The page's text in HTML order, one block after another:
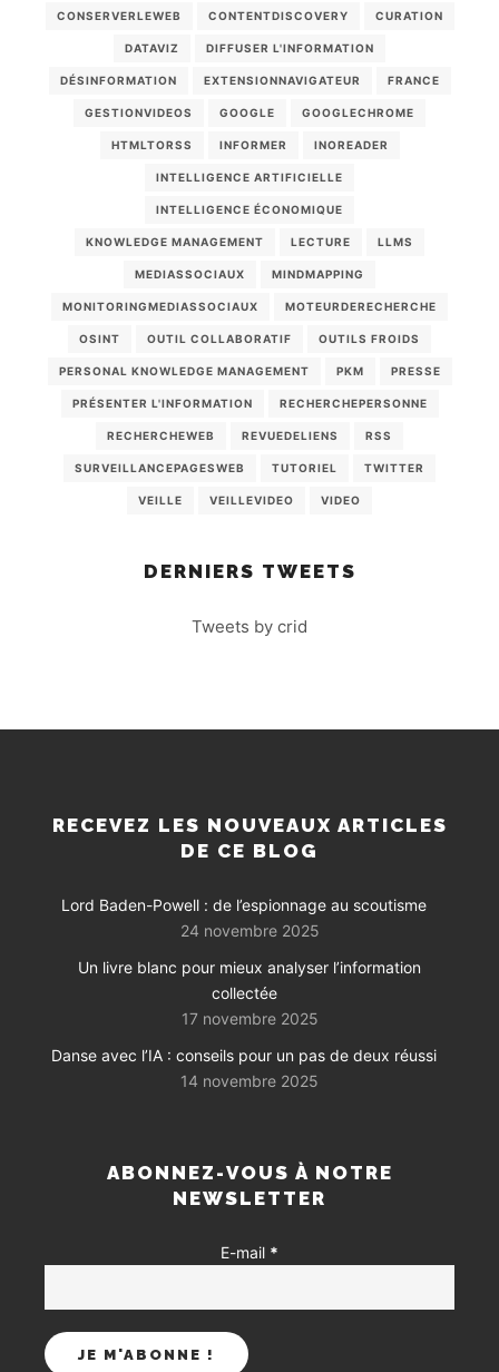
CONSERVERLEWEB CONTENTDISCOVERY CURATION
DATAVIZ DIFFUSER L'INFORMATION
DÉSINFORMATION EXTENSIONNAVIGATEUR FRANCE
GESTIONVIDEOS GOOGLE GOOGLECHROME
HTMLTORSS INFORMER INOREADER
INTELLIGENCE ARTIFICIELLE
INTELLIGENCE ÉCONOMIQUE
KNOWLEDGE MANAGEMENT LECTURE LLMS
MEDIASSOCIAUX MINDMAPPING
MONITORINGMEDIASSOCIAUX MOTEURDERECHERCHE
OSINT OUTIL COLLABORATIF OUTILS FROIDS
PERSONAL KNOWLEDGE MANAGEMENT PKM PRESSE
PRÉSENTER L'INFORMATION RECHERCHEPERSONNE
RECHERCHEWEB REVUEDELIENS RSS
SURVEILLANCEPAGESWEB TUTORIEL TWITTER
VEILLE VEILLEVIDEO VIDEO
DERNIERS TWEETS
Tweets by crid
RECEVEZ LES NOUVEAUX ARTICLES
DE CE BLOG
Lord Baden-Powell : de l’espionnage au scoutisme
24 novembre 2025
Un livre blanc pour mieux analyser l’information
collectée
17 novembre 2025
Danse avec l’IA : conseils pour un pas de deux réussi
14 novembre 2025
ABONNEZ-VOUS À NOTRE
NEWSLETTER
E-mail *